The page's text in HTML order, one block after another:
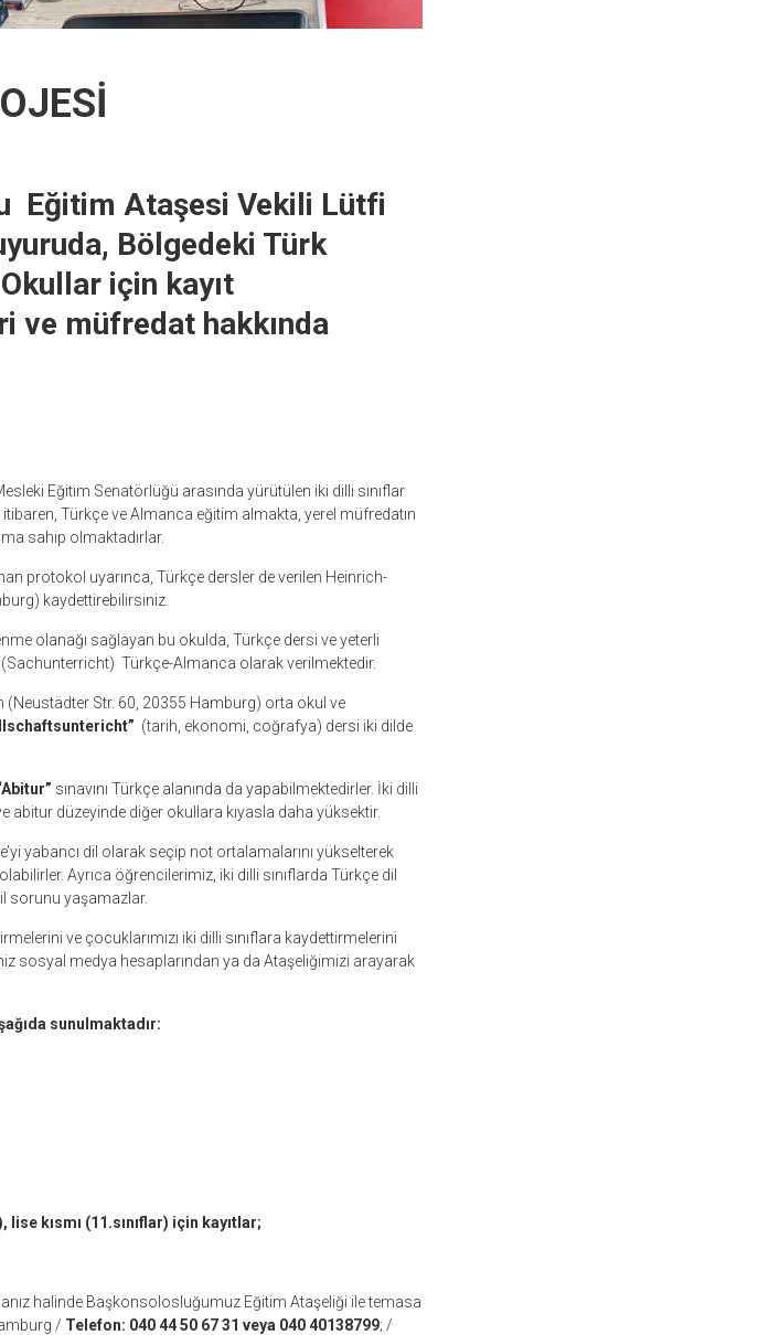
Eğitim Ataşesi Vekili Lütfi
Bölgedeki Türk
için kayıt
müfredat hakkında
Eğitim Senatörlüğü arasında yürütülen iki dilli sınıflar
Türkçe ve Almanca eğitim almakta, yerel müfredatın
sahip olmaktadırlar.
protokol uyarınca, Türkçe dersler de verilen Heinrich-
kaydettirebilirsiniz.
olanağı sağlayan bu okulda, Türkçe dersi ve yeterli
(Sachunterricht) Türkçe-Almanca olarak verilmektedir.
(Neustädter Str. 60, 20355 Hamburg) orta okul ve
(tarih, ekonomi, coğrafya) dersi iki dilde
sınavını Türkçe alanında da yapabilmektedirler. İki dilli
abitur düzeyinde diğer okullara kıyasla daha yüksektir.
yabancı dil olarak seçip not ortalamalarını yükselterek
Ayrıca öğrencilerimiz, iki dilli sınıflarda Türkçe dil
sorunu yaşamazlar.
ve çocuklarımızı iki dilli sınıflara kaydettirmelerini
sosyal medya hesaplarından ya da Ataşeliğimizi arayarak
sunulmaktadır:
kısmı (11.sınıflar) için kayıtlar;
halinde Başkonsolosluğumuz Eğitim Ataşeliği ile temasa
/ Telefon: 040 44 50 67 31 veya 040 40138799; /